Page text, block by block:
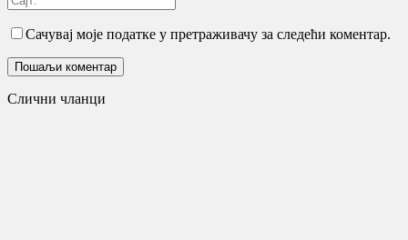
Сачувај моје податке у претраживачу за следећи коментар.
Слични чланци